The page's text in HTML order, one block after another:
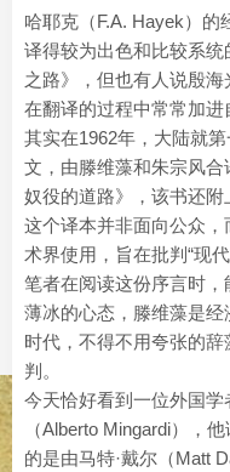
哈耶克（F.A. Hayek）的
译得较为出色和比较系
之路》，但也有人说殷海
在翻译的过程中常常加进
其实在1962年，大陆就
文，由滕维藻和朱宗风
奴役的道路》，该书还
这个译本并非面向公众，
术界使用，旨在批判“现
笔者在阅读这份序言时
薄冰的心态，滕维藻是
时代，不得不用夸张的
判。
今天恰好看到一位外国学
（Alberto Mingardi），
的是由马特·戴尔（Matt